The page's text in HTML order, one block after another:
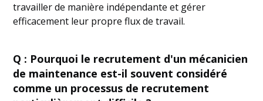
travailler de manière indépendante et gérer
efficacement leur propre flux de travail.
Q : Pourquoi le recrutement d'un mécanicien
de maintenance est-il souvent considéré
comme un processus de recrutement